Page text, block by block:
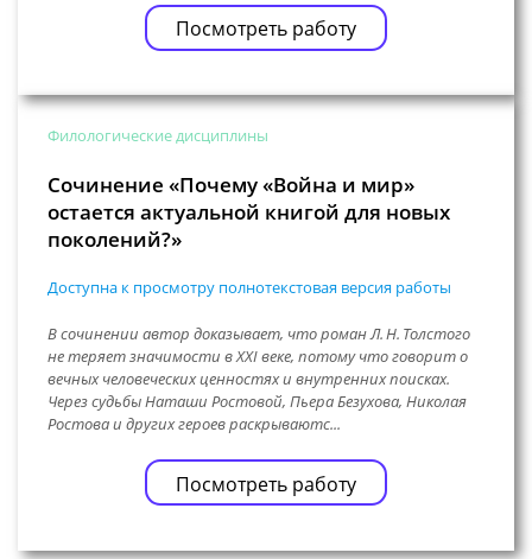
Посмотреть работу
Филологические дисциплины
Сочинение «Почему «Война и мир»
остается актуальной книгой для новых
поколений?»
Доступна к просмотру полнотекстовая версия работы
В сочинении автор доказывает, что роман Л. Н. Толстого
не теряет значимости в XXI веке, потому что говорит о
вечных человеческих ценностях и внутренних поисках.
Через судьбы Наташи Ростовой, Пьера Безухова, Николая
Ростова и других героев раскрываютс...
Посмотреть работу